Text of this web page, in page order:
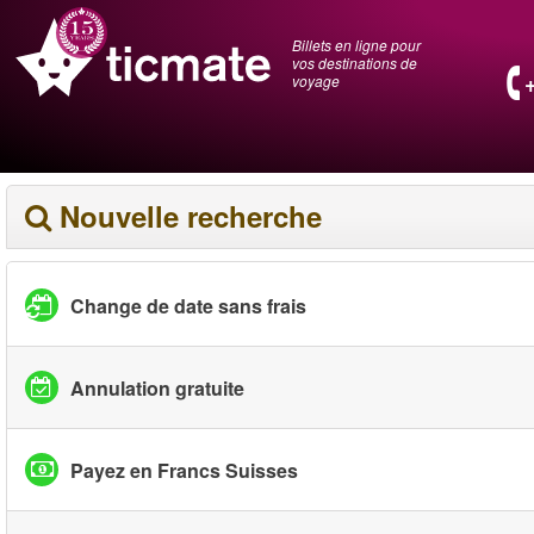
Billets en ligne pour
vos destinations de
voyage
Nouvelle recherche
Change de date sans frais
Annulation gratuite
Payez en Francs Suisses